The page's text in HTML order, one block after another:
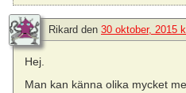
Rikard den 30 oktober, 2015
Hej.
Man kan känna olika mycket